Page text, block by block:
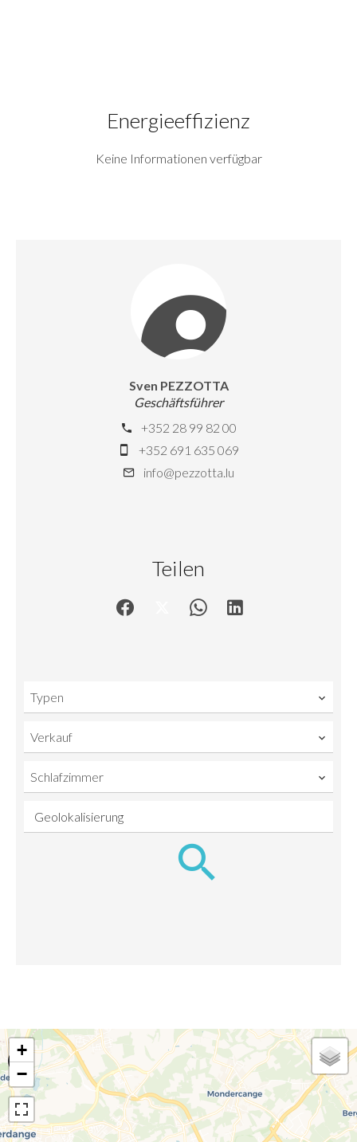
Energieeffizienz
Keine Informationen verfügbar
Sven PEZZOTTA
Geschäftsführer
+352 28 99 82 00
+352 691 635 069
info@pezzotta.lu
Teilen
Typen
Verkauf
Schlafzimmer
Geolokalisierung
+
−